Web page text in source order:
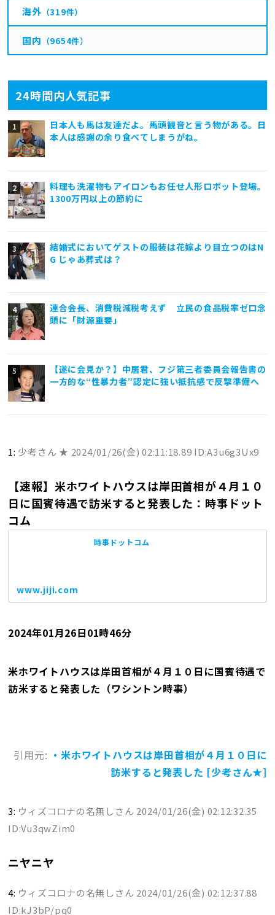
24時間内人気記事
日本人も馬は友達だよ。馬頭観音と言う物がある。日
本人は感謝の余り食べてしまうがね。
料理も洗濯物もアイロンもお任せ人形ロボット登場。
1300万円以上の節約に
結婚式においてゲストの服装は花嫁より目立つのはN
G じゃあ葬式は？
連合会長、消費税減税考えず 立民の食品税率ゼロ念
頭に「財源重要」
【遂に会見か？】中居君、フジ第三者委員会報告書の
一方的な“性暴力者”認定に強い抵抗感で反撃準備へ
1: 少考さん ★ 2024/01/26(金) 02:11:18.89 ID:A3u6g3Ux9
【速報】米ホワイトハウスは岸田首相が４月１０
日に国賓待遇で訪米すると発表した：時事ドット
コム
時事ドットコム
www.jiji.com
2024年01月26日01時46分
米ホワイトハウスは岸田首相が４月１０日に国賓待遇で
訪米すると発表した（ワシントン時事）
引用元: ・米ホワイトハウスは岸田首相が４月１０日に
訪米すると発表した [少考さん★]
3: ウィズコロナの名無しさん 2024/01/26(金) 02:12:32.35
ID:Vu3qwZim0
ニヤニヤ
4: ウィズコロナの名無しさん 2024/01/26(金) 02:12:37.88
ID:kJ3bP/pq0
海外 （319件）
国内 （9654件）